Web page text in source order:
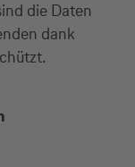
die Daten
dank